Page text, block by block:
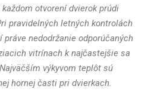
otvorení dvierok prúdi
pravidelných letných kontrolách
nedodržanie odporúčaných
vitrínach k najčastejšie sa
výkyvom teplôt sú
hornej časti pri dvierkach.